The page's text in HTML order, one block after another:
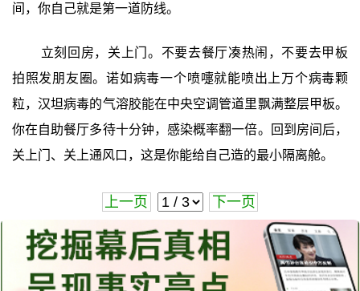
间，你自己就是第一道防线。
立刻回房，关上门。不要去餐厅凑热闹，不要去甲板
拍照发朋友圈。诺如病毒一个喷嚏就能喷出上万个病毒颗
粒，汉坦病毒的气溶胶能在中央空调管道里飘满整层甲板。
你在自助餐厅多待十分钟，感染概率翻一倍。回到房间后，
关上门、关上通风口，这是你能给自己造的最小隔离舱。
上一页 下一页